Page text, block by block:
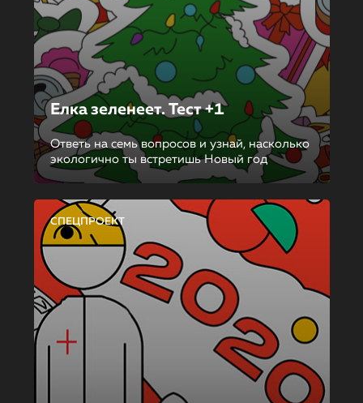
Елка зеленеет. Тест +1
Ответь на семь вопросов и узнай, насколько
экологично ты встретишь Новый год
СПЕЦПРОЕКТ